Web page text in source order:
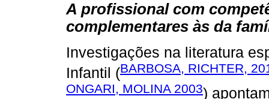
A profissional com
complementares às da
Investigações na literatura
Infantil (BARBOSA, RICHTER,
ONGARI, MOLINA 2003)